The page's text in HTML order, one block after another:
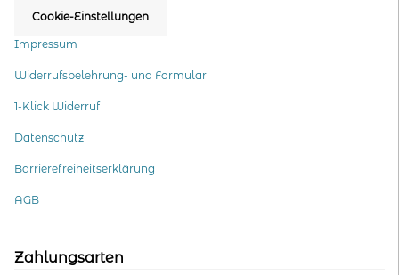
Cookie-Einstellungen
Impressum
Widerrufsbelehrung- und Formular
1-Klick Widerruf
Datenschutz
Barrierefreiheitserklärung
AGB
Zahlungsarten